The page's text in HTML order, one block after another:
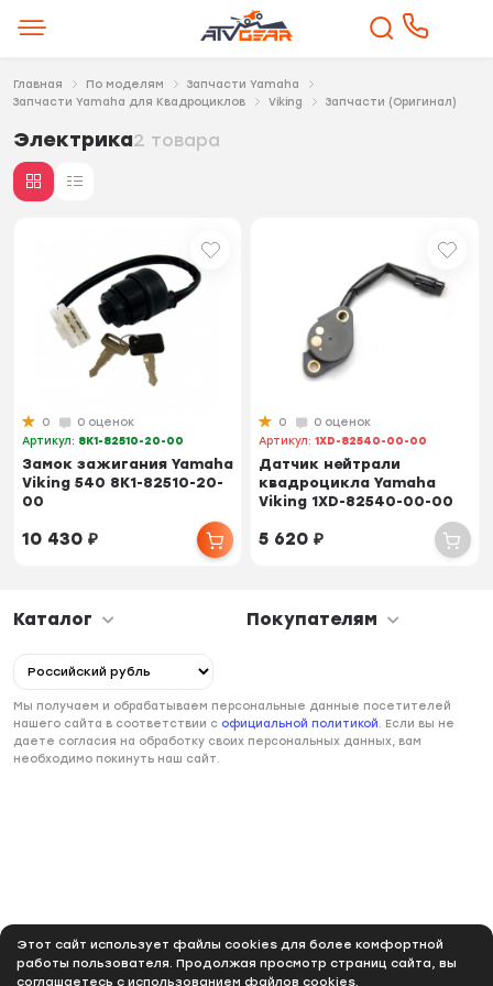
Этот сайт использует файлы cookies для более комфортной
работы пользователя. Продолжая просмотр страниц сайта, вы
соглашаетесь с использованием файлов cookies.
Главная По моделям
Запчасти Yamaha
Запчасти Yamaha для Квадроциклов
Viking Запчасти (Оригинал)
Электрика2 товара
0
0 оценок
Артикул: 8K1-82510-20-00
Замок зажигания Yamaha
Viking 540 8K1-82510-20-
00
10 430₽
0
0 оценок
Артикул:1XD-82540-00-00
Датчик нейтрали
квадроцикла Yamaha
Viking 1XD-82540-00-00
5 620₽
Каталог Покупателям
Мы получаем и обрабатываем персональные данные посетителей
нашего сайта в соответствии с официальной политикой. Если вы не
даете согласия на обработку своих персональных данных, вам
необходимо покинуть наш сайт.